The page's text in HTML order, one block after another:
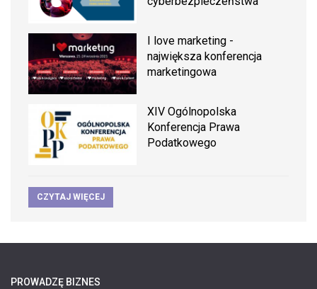
I love marketing -
największa konferencja
marketingowa
XIV Ogólnopolska
Konferencja Prawa
Podatkowego
CZYTAJ WIĘCEJ
PROWADZĘ BIZNES